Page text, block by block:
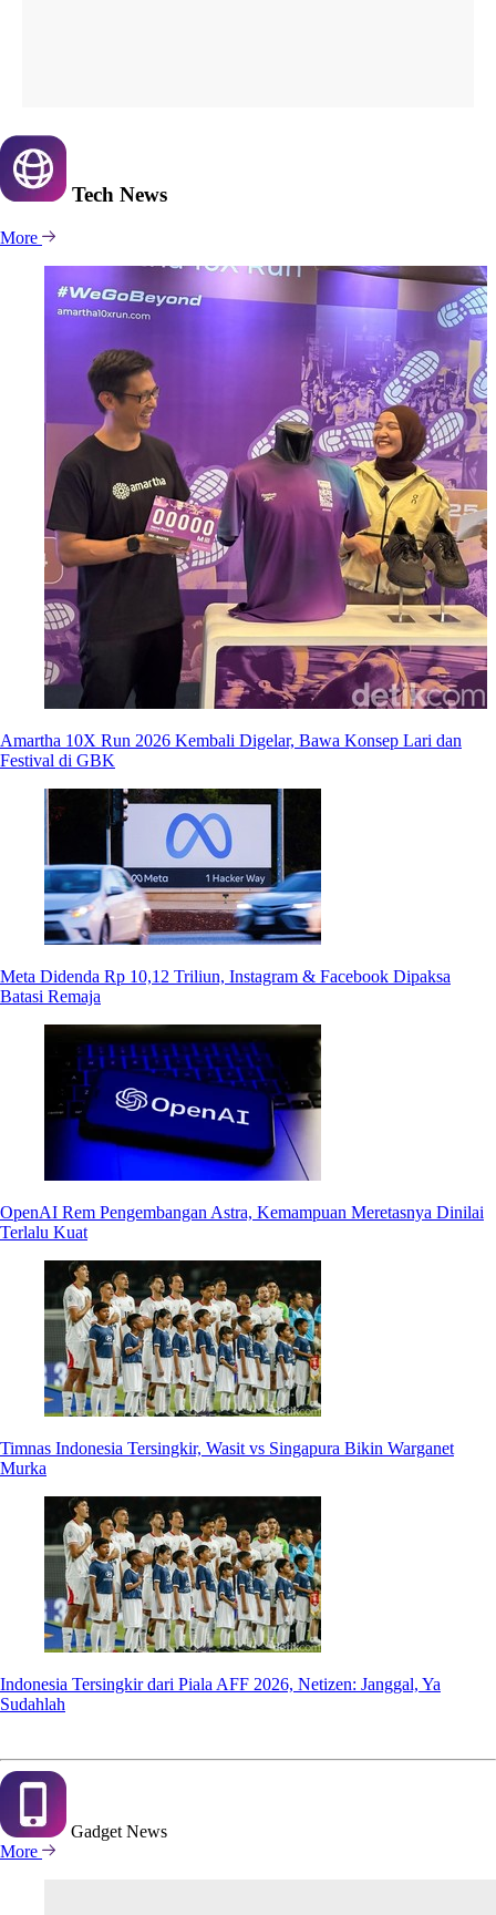
Tech News
More
Amartha 10X Run 2026 Kembali Digelar, Bawa Konsep Lari dan
Festival di GBK
Meta Didenda Rp 10,12 Triliun, Instagram & Facebook Dipaksa
Batasi Remaja
OpenAI Rem Pengembangan Astra, Kemampuan Meretasnya Dinilai
Terlalu Kuat
Timnas Indonesia Tersingkir, Wasit vs Singapura Bikin Warganet
Murka
Indonesia Tersingkir dari Piala AFF 2026, Netizen: Janggal, Ya
Sudahlah
Gadget News
More